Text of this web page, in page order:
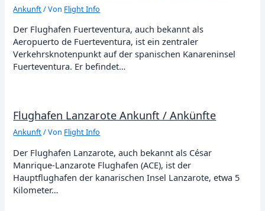
Ankunft/ Von Flight Info
Der Flughafen Fuerteventura, auch bekannt als
Aeropuerto de Fuerteventura, ist ein zentraler
Verkehrsknotenpunkt auf der spanischen Kanareninsel
Fuerteventura. Er befindet…
Flughafen Lanzarote Ankunft / Ankünfte
Ankunft/ Von Flight Info
Der Flughafen Lanzarote, auch bekannt als César
Manrique-Lanzarote Flughafen (ACE), ist der
Hauptflughafen der kanarischen Insel Lanzarote, etwa 5
Kilometer…